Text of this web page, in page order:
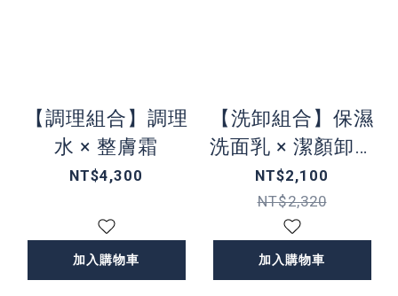
【調理組合】調理
水 × 整膚霜
NT$4,300
加入購物車
【洗卸組合】保濕
洗面乳 × 潔顏卸粧
乳
NT$2,100
NT$2,320
加入購物車